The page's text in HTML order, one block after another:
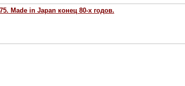
Made in Japan конец 80-х годов.